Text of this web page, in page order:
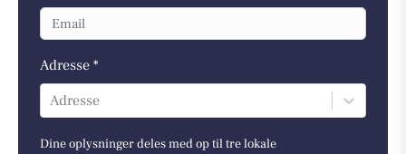
Adresse *
Adresse
Dine oplysninger deles med op til tre lokale